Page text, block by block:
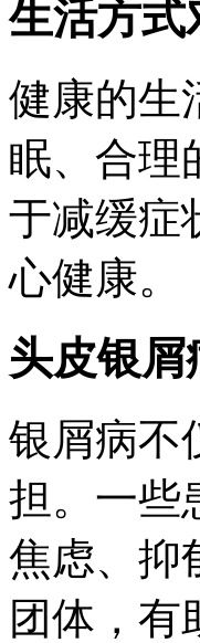
生活方式
健康的生
眠、合理
于减缓症
心健康。
头皮银
银屑病不
担。一些
焦虑、抑
团体，有